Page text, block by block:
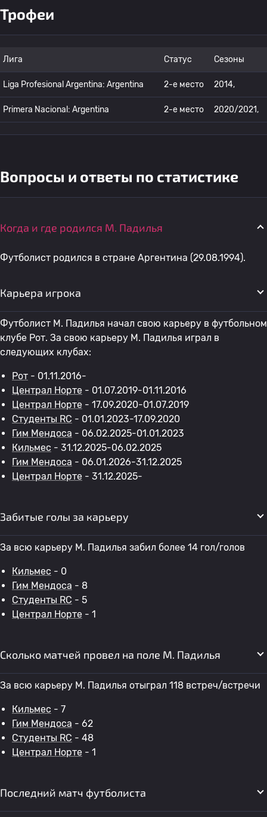
Трофеи
Лига Статус Сезоны
Liga Profesional Argentina: Argentina 2-е место 2014,
Primera Nacional: Argentina 2-е место 2020/2021,
Вопросы и ответы по статистике
Когда и где родился M. Падилья
Футболист родился в стране Аргентина (29.08.1994).
Карьера игрока
Футболист M. Падилья начал свою карьеру в футбольном
клубе Рот. За свою карьеру M. Падилья играл в
следующих клубах:
Рот - 01.11.2016-
Централ Норте - 01.07.2019-01.11.2016
Централ Норте - 17.09.2020-01.07.2019
Студенты RC - 01.01.2023-17.09.2020
Гим Мендоса - 06.02.2025-01.01.2023
Кильмес - 31.12.2025-06.02.2025
Гим Мендоса - 06.01.2026-31.12.2025
Централ Норте - 31.12.2025-
Забитые голы за карьеру
За всю карьеру M. Падилья забил более 14 гол/голов
Кильмес - 0
Гим Мендоса - 8
Студенты RC - 5
Централ Норте - 1
Сколько матчей провел на поле M. Падилья
За всю карьеру M. Падилья отыграл 118 встреч/встречи
Кильмес - 7
Гим Мендоса - 62
Студенты RC - 48
Централ Норте - 1
Последний матч футболиста